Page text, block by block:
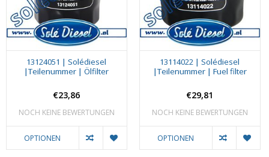
13124051 | Solédiesel
|Teilenummer | Ölfilter
€23,86
NOCH KEINE BEWERTUNGEN
OPTIONEN
13114022 | Solédiesel
|Teilenummer | Fuel filter
€29,81
NOCH KEINE BEWERTUNGEN
OPTIONEN